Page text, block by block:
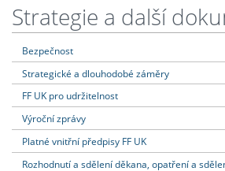
Strategie a další
Bezpečnost
Strategické a dlouhodobé záměry
FF UK pro udržitelnost
Výroční zprávy
Platné vnitřní předpisy FF UK
Rozhodnutí a sdělení děkana, opatření a